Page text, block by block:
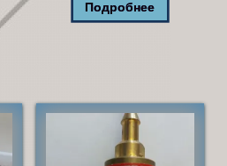
Подробнее